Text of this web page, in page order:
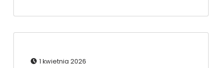
1 kwietnia 2026